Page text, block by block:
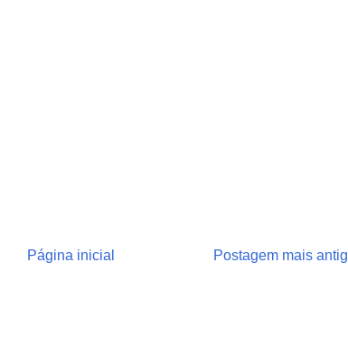
Postagem mais
Página inicial